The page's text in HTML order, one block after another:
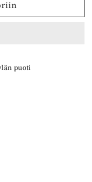
puoti